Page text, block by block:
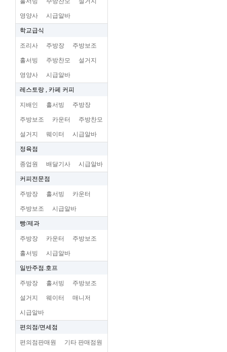
영양사 시급알바
학교급식
조리사 주방장 주방보조
홀서빙 주방찬모 설거지
영양사 시급알바
레스토랑 , 카페 커피
지배인 홀서빙 주방장
주방보조 카운터 주방찬모
설거지 웨이터 시급알바
정육점
종업원 배달기사 시급알바
커피전문점
주방장 홀서빙 카운터
주방보조 시급알바
빵/제과
주방장 카운터 주방보조
홀서빙 시급알바
일반주점.호프
주방장 홀서빙 주방보조
설거지 웨이터 매니저
시급알바
편의점/면세점
편의점판매원 기타 판매점원